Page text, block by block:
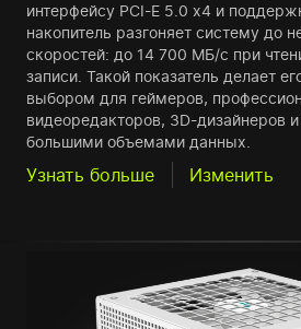
интерфейсу PCI-E 5.0 x4 и
накопитель разгоняет систему до
скоростей: до 14 700 МБ/с при
записи. Такой показатель делает
выбором для геймеров,
видеоредакторов, 3D-дизайнеров и
большими объемами данных.
Узнать больше Изменить